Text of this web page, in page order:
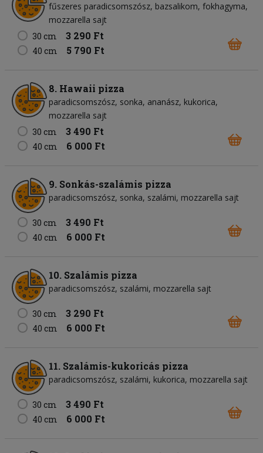
fűszeres paradicsomszósz bazsalikom fokhagyma
mozzarella sajt
30 cm
3 290 Ft
40 cm 5 790 Ft
8. Hawaii pizza
paradicsomszósz sonka ananász kukorica
mozzarella sajt
30 cm
3 490 Ft
40 cm 6 000 Ft
9. Sonkás-szalámis pizza
paradicsomszósz sonka szalámi mozzarella sajt
30 cm 3 490 Ft
40 cm 6 000 Ft
10. Szalámis pizza
paradicsomszósz szalámi mozzarella sajt
30 cm 3 290 Ft
40 cm 6 000 Ft
11. Szalámis-kukoricás pizza
paradicsomszósz szalámi kukorica mozzarella sajt
30 cm 3 490 Ft
40 cm 6 000 Ft